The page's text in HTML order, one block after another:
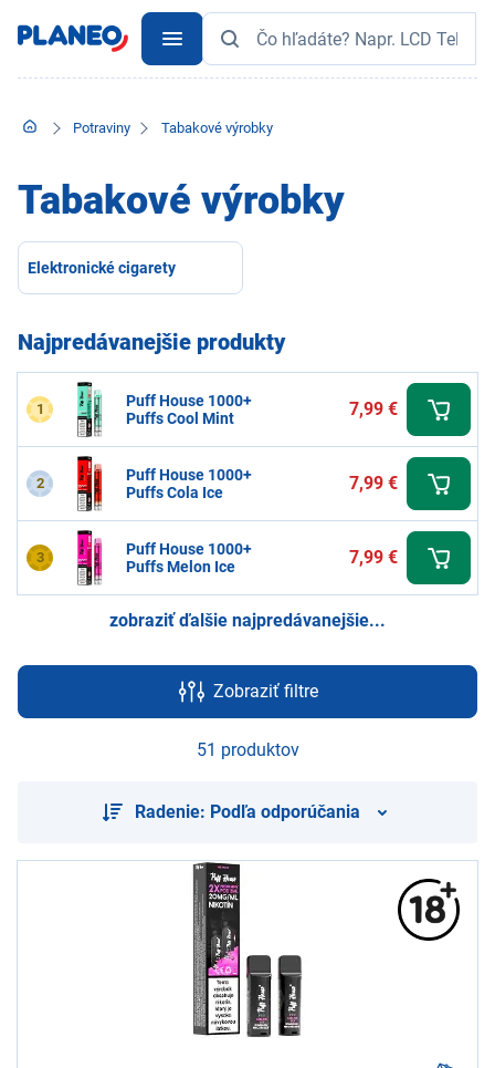
Potraviny Tabakové výrobky
Tabakové výrobky
Elektronické cigarety
Najpredávanejšie produkty
1
Puff House 1000+
Puffs Cool Mint
7,99 €
2
Puff House 1000+
Puffs Cola Ice
7,99 €
3
Puff House 1000+
Puffs Melon Ice
7,99 €
zobraziť ďalšie najpredávanejšie...
Zobraziť filtre
51 produktov
Radenie: Podľa odporúčania